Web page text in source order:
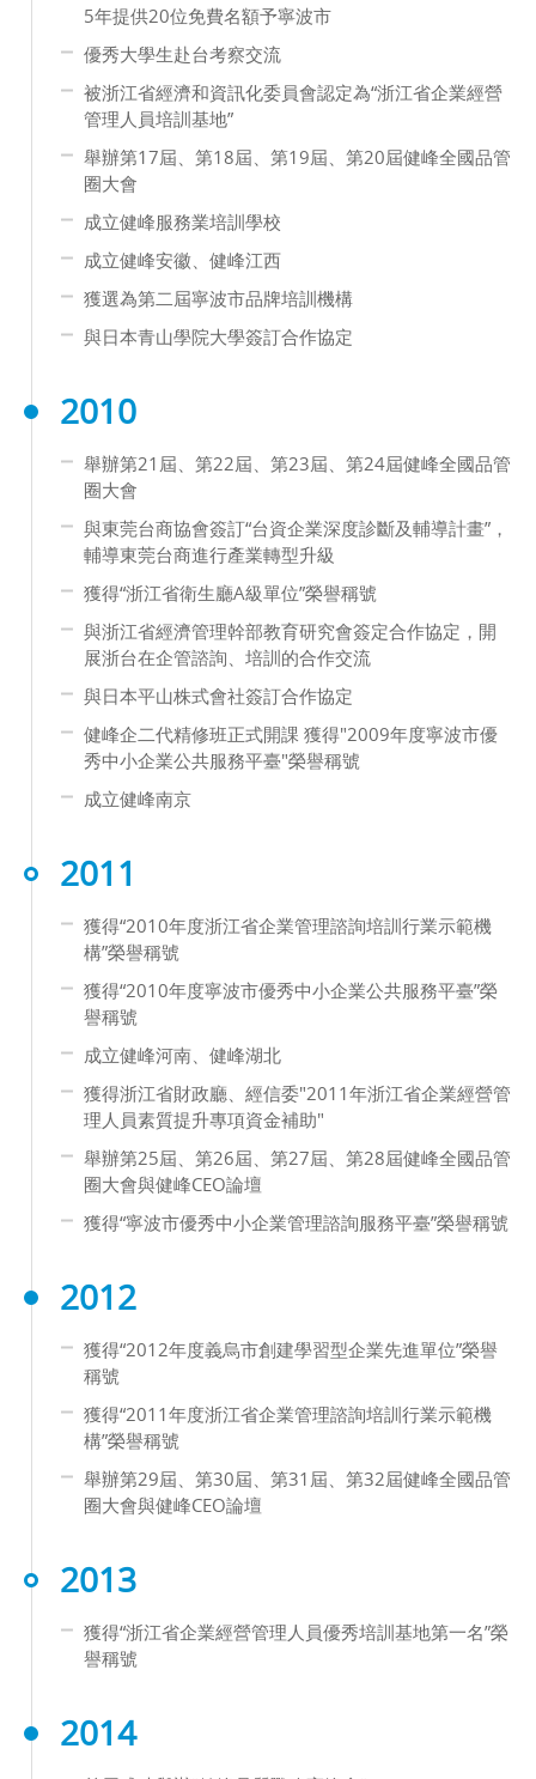
5年提供20位免費名額予寧波市
優秀大學生赴台考察交流
被浙江省經濟和資訊化委員會認定為“浙江省企業經營
管理人員培訓基地”
舉辦第17屆、第18屆、第19屆、第20屆健峰全國品管
圈大會
成立健峰服務業培訓學校
成立健峰安徽、健峰江西
獲選為第二屆寧波市品牌培訓機構
與日本青山學院大學簽訂合作協定
2010
舉辦第21屆、第22屆、第23屆、第24屆健峰全國品管
圈大會
與東莞台商協會簽訂“台資企業深度診斷及輔導計畫”，
輔導東莞台商進行產業轉型升級
獲得“浙江省衛生廳A級單位”榮譽稱號
與浙江省經濟管理幹部教育研究會簽定合作協定，開
展浙台在企管諮詢、培訓的合作交流
與日本平山株式會社簽訂合作協定
健峰企二代精修班正式開課 獲得"2009年度寧波市優
秀中小企業公共服務平臺"榮譽稱號
成立健峰南京
2011
獲得“2010年度浙江省企業管理諮詢培訓行業示範機
構”榮譽稱號
獲得“2010年度寧波市優秀中小企業公共服務平臺”榮
譽稱號
成立健峰河南、健峰湖北
獲得浙江省財政廳、經信委"2011年浙江省企業經營管
理人員素質提升專項資金補助"
舉辦第25屆、第26屆、第27屆、第28屆健峰全國品管
圈大會與健峰CEO論壇
獲得“寧波市優秀中小企業管理諮詢服務平臺”榮譽稱號
2012
獲得“2012年度義烏市創建學習型企業先進單位”榮譽
稱號
獲得“2011年度浙江省企業管理諮詢培訓行業示範機
構”榮譽稱號
舉辦第29屆、第30屆、第31屆、第32屆健峰全國品管
圈大會與健峰CEO論壇
2013
獲得“浙江省企業經營管理人員優秀培訓基地第一名”榮
譽稱號
2014